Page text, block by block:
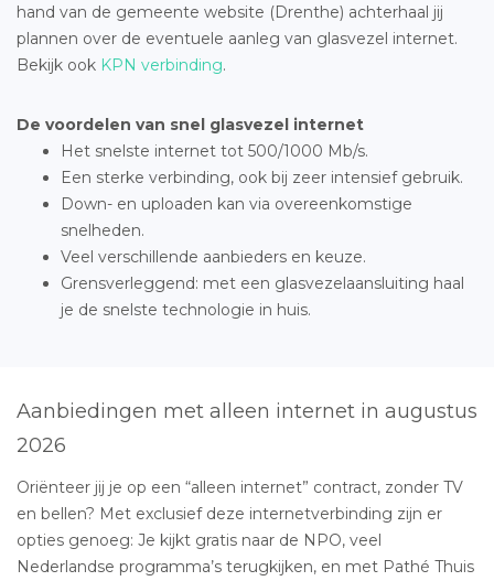
hand van de gemeente website (Drenthe) achterhaal jij
plannen over de eventuele aanleg van glasvezel internet.
Bekijk ook KPN verbinding.
De voordelen van snel glasvezel internet
Het snelste internet tot 500/1000 Mb/s.
Een sterke verbinding, ook bij zeer intensief gebruik.
Down- en uploaden kan via overeenkomstige
snelheden.
Veel verschillende aanbieders en keuze.
Grensverleggend: met een glasvezelaansluiting haal
je de snelste technologie in huis.
Aanbiedingen met alleen internet in augustus
2026
Oriënteer jij je op een “alleen internet” contract, zonder TV
en bellen? Met exclusief deze internetverbinding zijn er
opties genoeg: Je kijkt gratis naar de NPO, veel
Nederlandse programma’s terugkijken, en met Pathé Thuis